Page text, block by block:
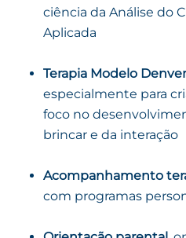
ciência da Análise do
Aplicada
Terapia Modelo
especialmente para
foco no
brincar e da interação
Acompanhamento
com programas